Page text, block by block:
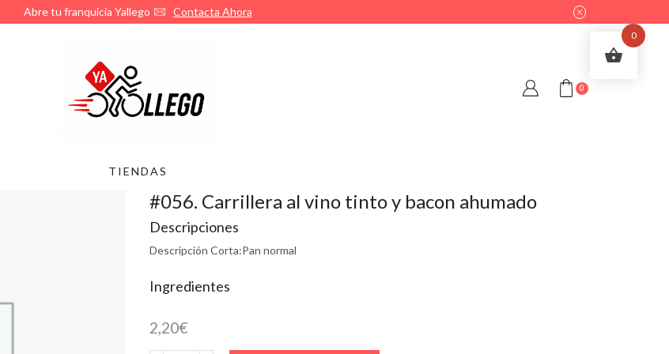
Abre tu franquicia Yallego Contacta Ahora
0
TIENDAS
#056. Carrillera al vino tinto y bacon ahumado
Descripciones
Descripción Corta:Pan normal
Ingredientes
2,20€
0